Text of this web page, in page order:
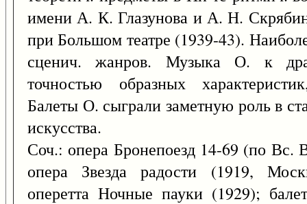
имени А. К. Глазунова и А. Н.
при Большом театре (1939-43).
сценич. жанров. Музыка О. к
точностью образных
Балеты О. сыграли заметную роль в
искусства.
Соч.: опера Бронепоезд 14-69 (по Вс.
опера Звезда радости (1919,
оперетта Ночные пауки (1929);